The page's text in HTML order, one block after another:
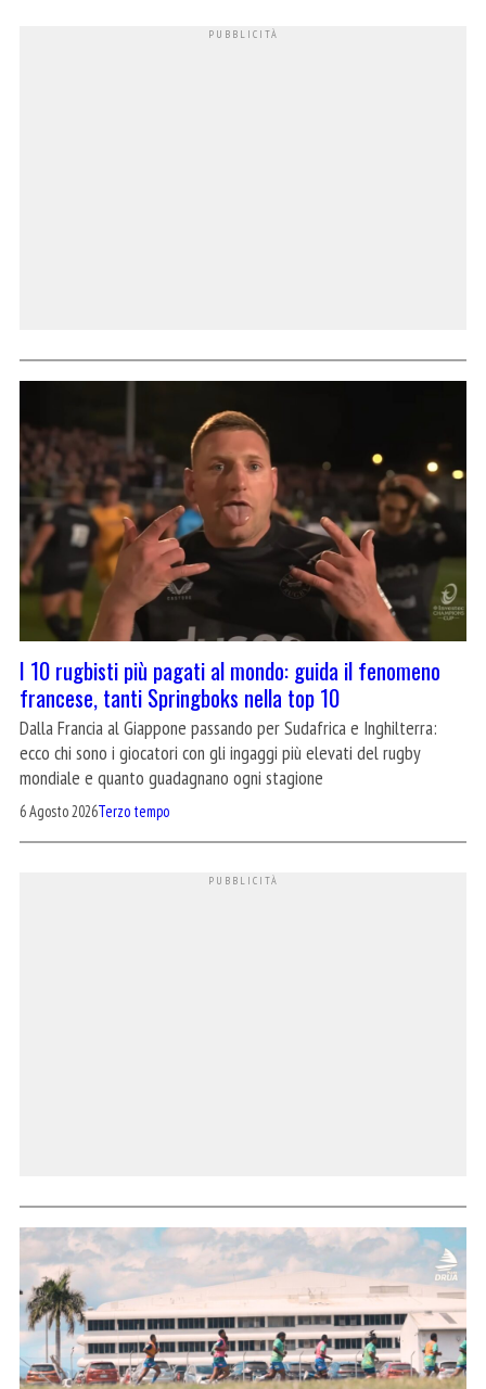
I 10 rugbisti più pagati al mondo: guida il fenomeno
francese, tanti Springboks nella top 10
Dalla Francia al Giappone passando per Sudafrica e Inghilterra:
ecco chi sono i giocatori con gli ingaggi più elevati del rugby
mondiale e quanto guadagnano ogni stagione
6 Agosto 2026Terzo tempo